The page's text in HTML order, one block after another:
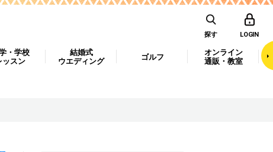
探す LOGIN
・学校
ッスン
結婚式
ウエディング
ゴルフ
オンライン
通販・教室